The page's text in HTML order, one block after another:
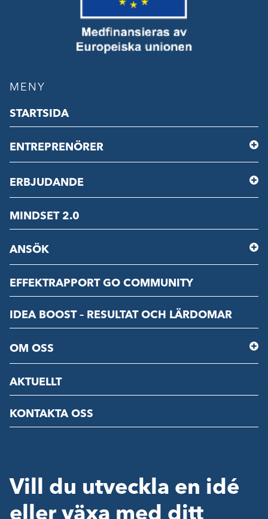
MENY
STARTSIDA
ENTREPRENÖRER
ERBJUDANDE
MINDSET 2.0
ANSÖK
EFFEKTRAPPORT GO COMMUNITY
IDEA BOOST – RESULTAT OCH LÄRDOMAR
OM OSS
AKTUELLT
KONTAKTA OSS
Vill du utveckla en idé